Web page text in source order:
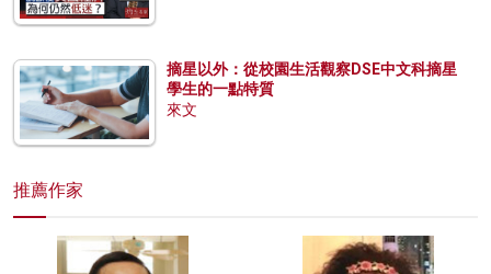
摘星以外：從校園生活觀察DSE中文科摘星
學生的一點特質
來文
推薦作家